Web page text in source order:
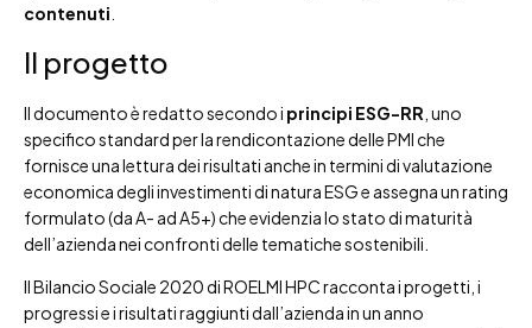
contenuti
Il progetto
Il documento è redatto secondo i principi ESG-RR , uno
specifico standard per la rendicontazione delle PMI che
fornisce una lettura dei risultati anche in termini di valutazione
economica degli investimenti di natura ESG e assegna un rating
formulato (da A- ad A5+) che evidenzia lo stato di maturità
dell’azienda nei confronti delle tematiche sostenibili.
Il Bilancio Sociale 2020 di ROELMI HPC racconta i progetti, i
progressi e i risultati raggiunti dall’azienda in un anno